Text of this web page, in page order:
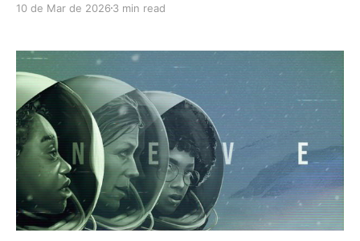
aquele orgulho bobo que a gente sente quando vê
nossa criatividade não tem limite? Pois é,
10 de Mar de 2026 3 min read